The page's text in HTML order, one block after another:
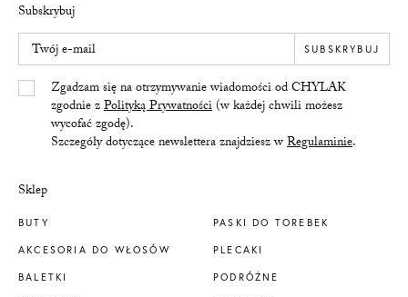
Sklep
BUTY
AKCESORIA DO WŁOSÓW
BALETKI
PASKI DO TOREBEK
PLECAKI
PODRÓŻNE
Subskrybuj
Twój e-mail
Yes/TakZgadzam się na otrzymywanie wiadomości od CHYLAK
zgodnie zPolityką Prywatności(w każdej chwili możesz
wycofać zgodę).
Szczegóły dotyczące newslettera znajdziesz wRegulaminie.
SUBSKRYBUJ